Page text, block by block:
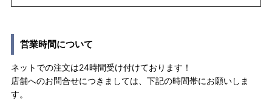
営業時間について
ネットでの注文は24時間受け付けております！
店舗へのお問合せにつきましては、下記の時間帯にお願いしま
す。